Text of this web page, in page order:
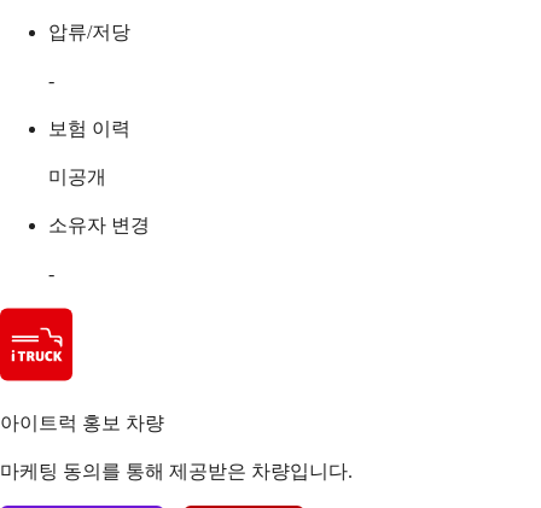
압류/저당
-
보험 이력
미공개
소유자 변경
-
아이트럭 홍보 차량
마케팅 동의를 통해 제공받은 차량입니다.